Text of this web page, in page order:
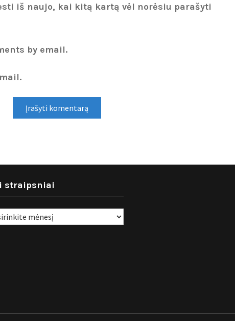
iš naujo, kai kitą kartą vėl norėsiu parašyti
by email.
straipsniai